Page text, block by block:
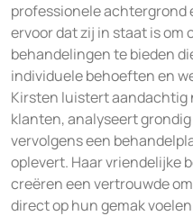
professionele achtergrond
ervoor dat zij in staat is om
behandelingen te bieden
individuele behoeften en
Kirsten luistert aandachtig
klanten, analyseert
vervolgens een
oplevert. Haar vriendelijke
creëren een vertrouwde
direct op hun gemak